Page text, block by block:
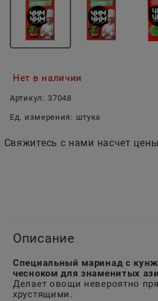
Нет в наличии
Артикул: 37048
Ед. измерения: штука
Свяжитесь с нами насчет цены
Описание
Специальный маринад с
чесноком для знаменитых
Делает овощи невероятно
хрустящими.